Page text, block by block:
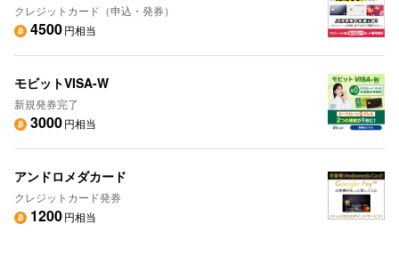
クレジットカード（申込・発券）
4500円相当
モビットVISA-W
新規発券完了
3000円相当
アンドロメダカード
クレジットカード発券
1200円相当